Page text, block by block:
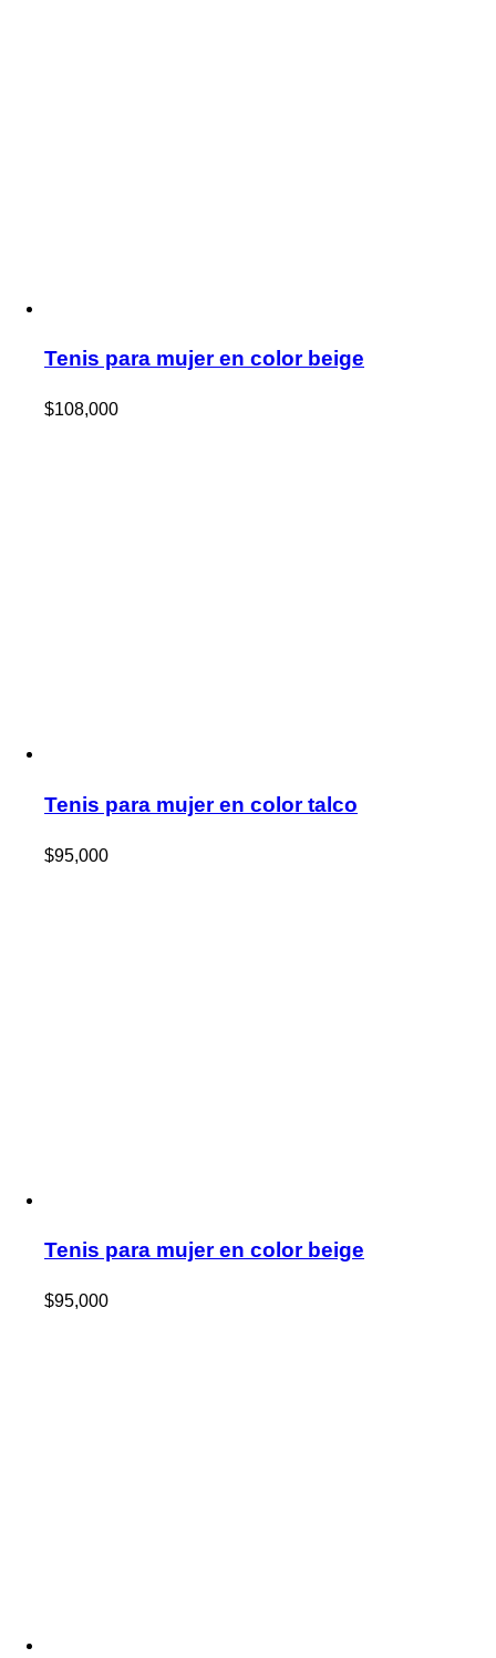
Tenis para mujer en color beige
$108,000
Tenis para mujer en color talco
$95,000
Tenis para mujer en color beige
$95,000